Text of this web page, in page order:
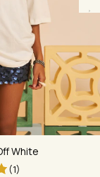
White
(1)